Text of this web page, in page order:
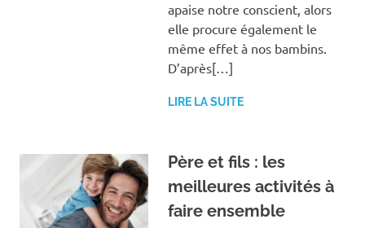
apaise notre conscient, alors
elle procure également le
même effet à nos bambins.
D’après[…]
LIRE LA SUITE
Père et fils : les
meilleures activités à
faire ensemble